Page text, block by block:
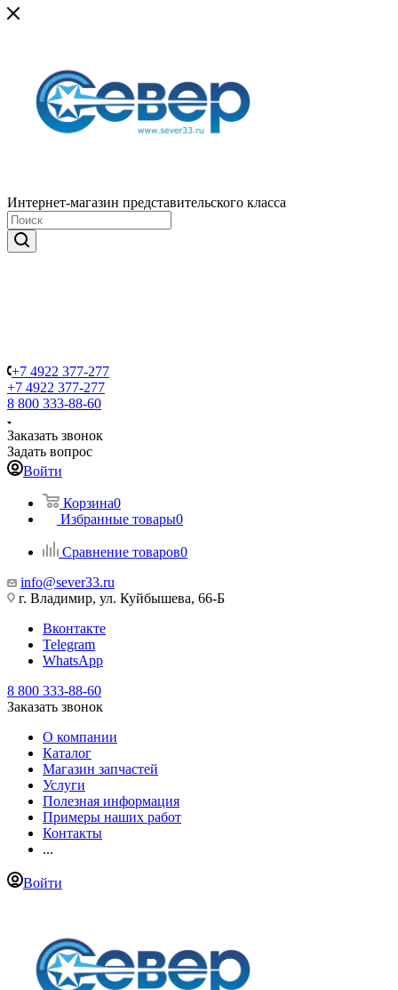
Интернет-магазин представительского класса
+7 4922 377-277
+7 4922 377-277
8 800 333-88-60
Заказать звонок
Задать вопрос
Войти
Корзина0
Избранные товары0
Сравнение товаров0
info@sever33.ru
г. Владимир, ул. Куйбышева, 66-Б
Вконтакте
Telegram
WhatsApp
8 800 333-88-60
Заказать звонок
О компании
Каталог
Магазин запчастей
Услуги
Полезная информация
Примеры наших работ
Контакты
...
Войти